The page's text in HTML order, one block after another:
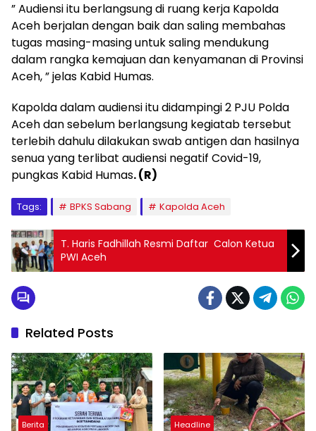
” Audiensi itu berlangsung di ruang kerja Kapolda
Aceh berjalan dengan baik dan saling membahas
tugas masing-masing untuk saling mendukung
dalam rangka kemajuan dan kenyamanan di Provinsi
Aceh, ” jelas Kabid Humas.
Kapolda dalam audiensi itu didampingi 2 PJU Polda
Aceh dan sebelum berlangsung kegiatab tersebut
terlebih dahulu dilakukan swab antigen dan hasilnya
senua yang terlibat audiensi negatif Covid-19,
pungkas Kabid Humas. (R)
Tags: BPKS Sabang Kapolda Aceh
T. Haris Fadhillah Resmi Daftar Calon Ketua
PWI Aceh
Related Posts
Berita Headline